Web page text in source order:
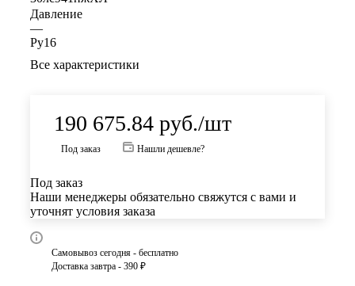
Давление
—
Ру16
Все характеристики
190 675.84 руб./шт
Под заказ Нашли дешевле?
Под заказ
Наши менеджеры обязательно свяжутся с вами и
уточнят условия заказа
Самовывоз сегодня - бесплатно
Доставка завтра - 390 ₽